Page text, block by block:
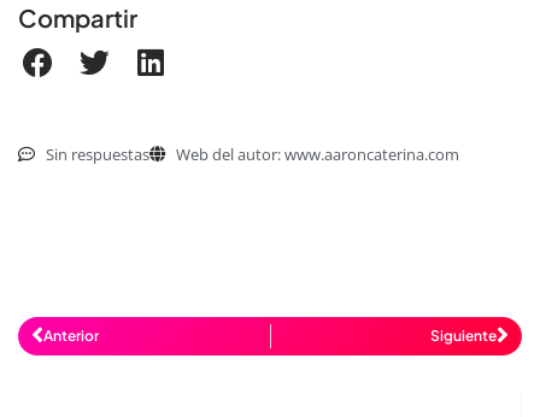
Compartir
Sin respuestas Web del autor: www.aaroncaterina.com
Anterior Siguiente